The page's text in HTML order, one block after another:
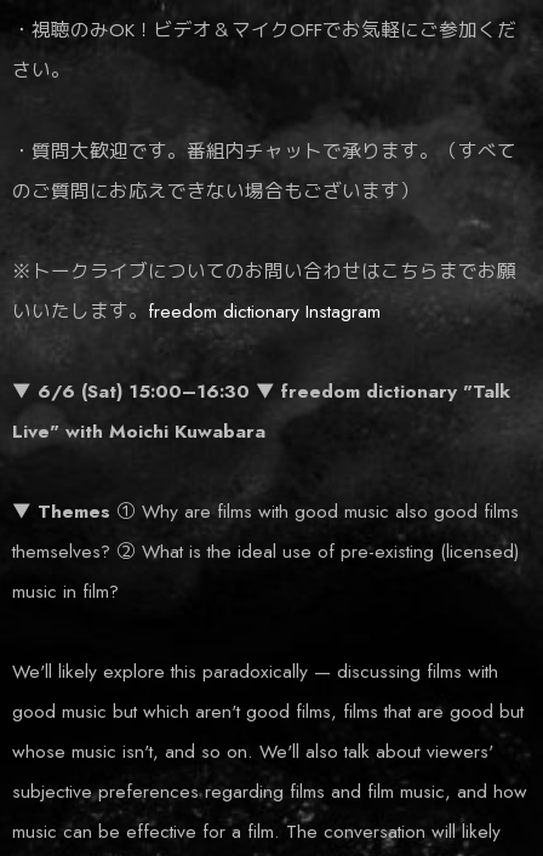
・視聴のみOK！ビデオ＆マイクOFFでお気軽にご参加くだ
さい。
・質問大歓迎です。番組内チャットで承ります。（すべて
のご質問にお応えできない場合もございます）
※トークライブについてのお問い合わせはこちらまでお願
いいたします。 freedom dictionary Instagram
▼ 6/6 (Sat) 15:00–16:30 ▼ freedom dictionary "Talk
Live" with Moichi Kuwabara
▼ Themes ① Why are films with good music also good films
themselves? ② What is the ideal use of pre-existing (licensed)
music in film?
We'll likely explore this paradoxically — discussing films with
good music but which aren't good films, films that are good but
whose music isn't, and so on. We'll also talk about viewers'
subjective preferences regarding films and film music, and how
music can be effective for a film. The conversation will likely